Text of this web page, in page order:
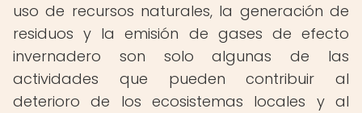
uso de recursos naturales, la generación de
residuos y la emisión de gases de efecto
invernadero son solo algunas de las
actividades que pueden contribuir al
deterioro de los ecosistemas locales y al